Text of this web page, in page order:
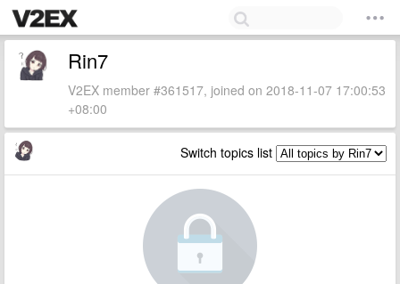
Rin7
V2EX member #361517, joined on 2018-11-07 17:00:53
+08:00
Switch topics list